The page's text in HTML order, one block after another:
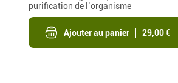
purification de l’organisme
Ajouter au panier 29,00 €